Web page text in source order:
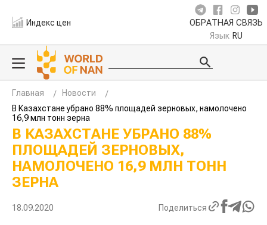
Индекс цен ОБРАТНАЯ СВЯЗЬ
Язык RU
Главная
Новости
В Казахстане убрано 88% площадей зерновых, намолочено
16,9 млн тонн зерна
В КАЗАХСТАНЕ УБРАНО 88%
ПЛОЩАДЕЙ ЗЕРНОВЫХ,
НАМОЛОЧЕНО 16,9 МЛН ТОНН
ЗЕРНА
18.09.2020 Поделиться